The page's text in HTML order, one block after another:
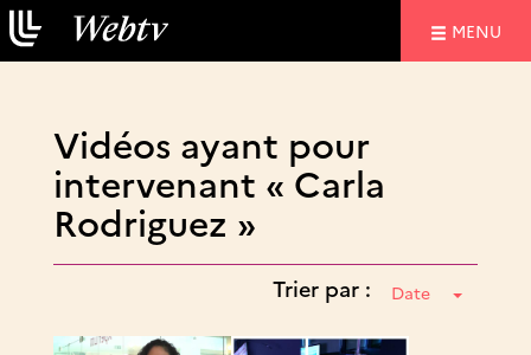
MENU
Vidéos ayant pour
intervenant « Carla
Rodriguez »
Trier par : Date